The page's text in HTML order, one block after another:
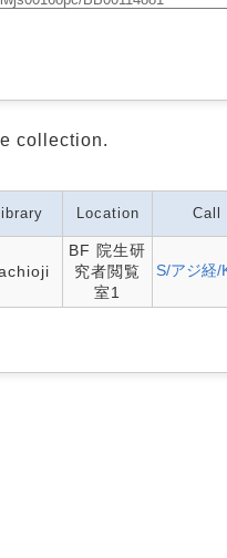
collection.
Location Call
BF 院生研
究者閲覧
室1
S/アジ経/